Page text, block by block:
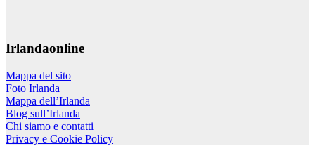
Irlandaonline
Mappa del sito
Foto Irlanda
Mappa dell’Irlanda
Blog sull’Irlanda
Chi siamo e contatti
Privacy e Cookie Policy